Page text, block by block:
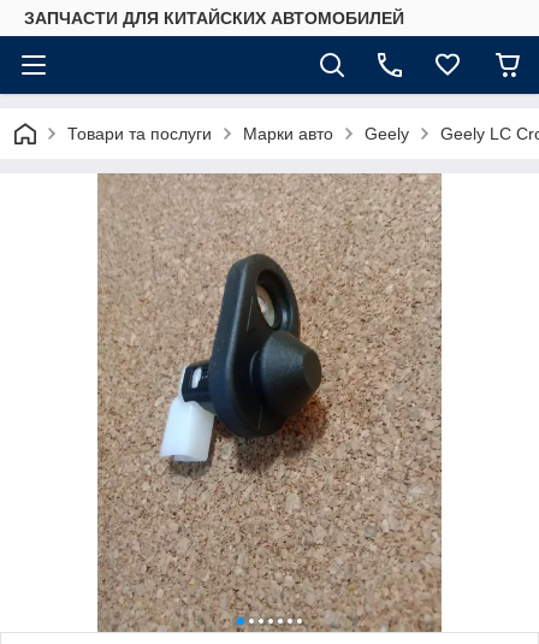
ЗАПЧАСТИ ДЛЯ КИТАЙСКИХ АВТОМОБИЛЕЙ
Товари та послуги Марки авто Geely Geely LC